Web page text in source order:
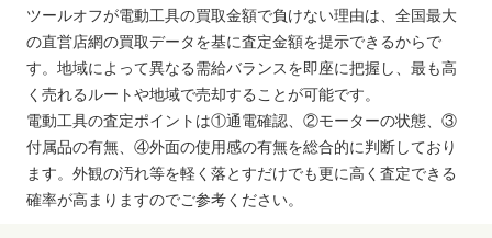
ツールオフが電動工具の買取金額で負けない理由は、全国最大
の直営店網の買取データを基に査定金額を提示できるからで
す。地域によって異なる需給バランスを即座に把握し、最も高
く売れるルートや地域で売却することが可能です。
電動工具の査定ポイントは①通電確認、②モーターの状態、③
付属品の有無、④外面の使用感の有無を総合的に判断しており
ます。外観の汚れ等を軽く落とすだけでも更に高く査定できる
確率が高まりますのでご参考ください。